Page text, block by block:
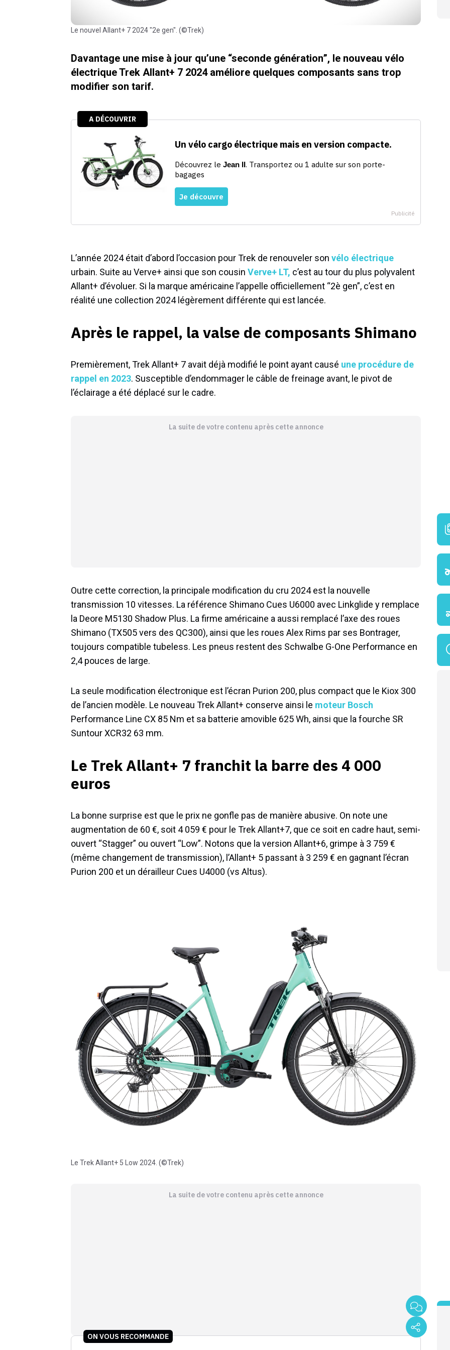
Le nouvel Allant+ 7 2024 "2e gen". (©Trek)
Davantage une mise à jour qu’une “seconde génération”, le nouveau vélo
électrique Trek Allant+ 7 2024 améliore quelques composants sans trop
modifier son tarif.
L’année 2024 était d’abord l’occasion pour Trek de renouveler son vélo électrique
urbain. Suite au Verve+ ainsi que son cousin Verve+ LT, c’est au tour du plus polyvalent
Allant+ d’évoluer. Si la marque américaine l’appelle officiellement “2è gen”, c’est en
réalité une collection 2024 légèrement différente qui est lancée.
Après le rappel, la valse de composants Shimano
Premièrement, Trek Allant+ 7 avait déjà modifié le point ayant causé une procédure de
rappel en 2023. Susceptible d’endommager le câble de freinage avant, le pivot de
l’éclairage a été déplacé sur le cadre.
La suite de votre contenu après cette annonce
Outre cette correction, la principale modification du cru 2024 est la nouvelle
transmission 10 vitesses. La référence Shimano Cues U6000 avec Linkglide y remplace
la Deore M5130 Shadow Plus. La firme américaine a aussi remplacé l’axe des roues
Shimano (TX505 vers des QC300), ainsi que les roues Alex Rims par ses Bontrager,
toujours compatible tubeless. Les pneus restent des Schwalbe G-One Performance en
2,4 pouces de large.
La seule modification électronique est l’écran Purion 200, plus compact que le Kiox 300
de l’ancien modèle. Le nouveau Trek Allant+ conserve ainsi le moteur Bosch
Performance Line CX 85 Nm et sa batterie amovible 625 Wh, ainsi que la fourche SR
Suntour XCR32 63 mm.
Le Trek Allant+ 7 franchit la barre des 4 000
euros
La bonne surprise est que le prix ne gonfle pas de manière abusive. On note une
augmentation de 60 €, soit 4 059 € pour le Trek Allant+7, que ce soit en cadre haut, semi-
ouvert “Stagger” ou ouvert “Low”. Notons que la version Allant+6, grimpe à 3 759 €
(même changement de transmission), l’Allant+ 5 passant à 3 259 € en gagnant l’écran
Purion 200 et un dérailleur Cues U4000 (vs Altus).
Le Trek Allant+ 5 Low 2024. (©Trek)
La suite de votre contenu après cette annonce
ON VOUS RECOMMANDE